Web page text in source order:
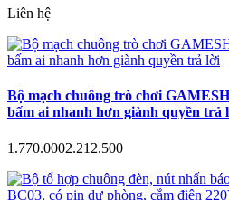
Liên hệ
Bộ mạch chuông trò chơi
bấm ai nhanh hơn giành quyền trả
1.770.0002.212.500